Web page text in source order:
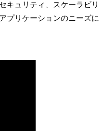
キュリティ、スケーラビリ
プリケーションのニーズに